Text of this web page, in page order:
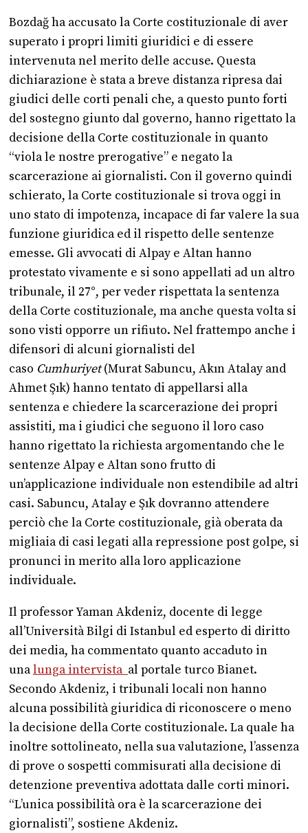
Bozdağ ha accusato la Corte costituzionale di aver
superato i propri limiti giuridici e di essere
intervenuta nel merito delle accuse. Questa
dichiarazione è stata a breve distanza ripresa dai
giudici delle corti penali che, a questo punto forti
del sostegno giunto dal governo, hanno rigettato la
decisione della Corte costituzionale in quanto
“viola le nostre prerogative” e negato la
scarcerazione ai giornalisti. Con il governo quindi
schierato, la Corte costituzionale si trova oggi in
uno stato di impotenza, incapace di far valere la sua
funzione giuridica ed il rispetto delle sentenze
emesse. Gli avvocati di Alpay e Altan hanno
protestato vivamente e si sono appellati ad un altro
tribunale, il 27°, per veder rispettata la sentenza
della Corte costituzionale, ma anche questa volta si
sono visti opporre un rifiuto. Nel frattempo anche i
difensori di alcuni giornalisti del
caso Cumhuriyet(Murat Sabuncu, Akın Atalay and
Ahmet Şık) hanno tentato di appellarsi alla
sentenza e chiedere la scarcerazione dei propri
assistiti, ma i giudici che seguono il loro caso
hanno rigettato la richiesta argomentando che le
sentenze Alpay e Altan sono frutto di
un’applicazione individuale non estendibile ad altri
casi. Sabuncu, Atalay e Şık dovranno attendere
perciò che la Corte costituzionale, già oberata da
migliaia di casi legati alla repressione post golpe, si
pronunci in merito alla loro applicazione
individuale.
Il professor Yaman Akdeniz, docente di legge
all’Università Bilgi di Istanbul ed esperto di diritto
dei media, ha commentato quanto accaduto in
unalunga intervista al portale turco Bianet.
Secondo Akdeniz, i tribunali locali non hanno
alcuna possibilità giuridica di riconoscere o meno
la decisione della Corte costituzionale. La quale ha
inoltre sottolineato, nella sua valutazione, l’assenza
di prove o sospetti commisurati alla decisione di
detenzione preventiva adottata dalle corti minori.
“L’unica possibilità ora è la scarcerazione dei
giornalisti”, sostiene Akdeniz.